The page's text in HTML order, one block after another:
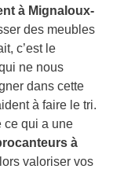
à Mignaloux-
des meubles
c’est le
ne nous
dans cette
à faire le tri.
ce qui a une
à
valoriser vos